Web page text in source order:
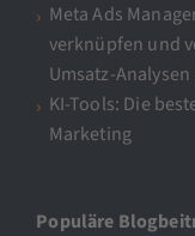
Meta Ads
verknüpfen und
Umsatz-
KI-Tools: Die
Marketing
Populäre